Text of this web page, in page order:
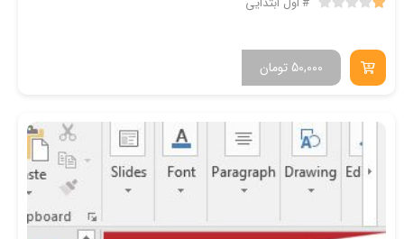
تومان 50,000